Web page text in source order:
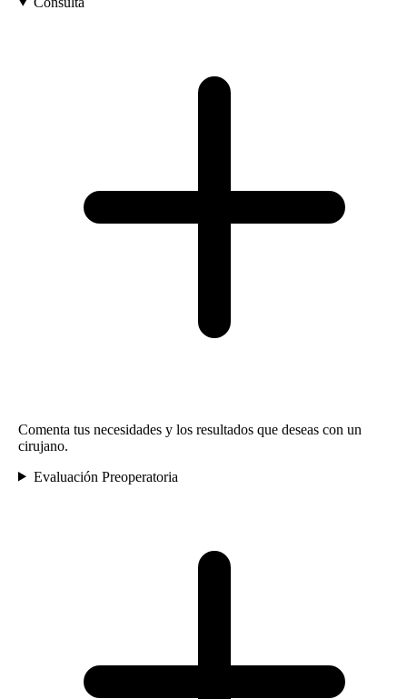
Comenta tus necesidades y los resultados que deseas con un
cirujano.
Evaluación Preoperatoria